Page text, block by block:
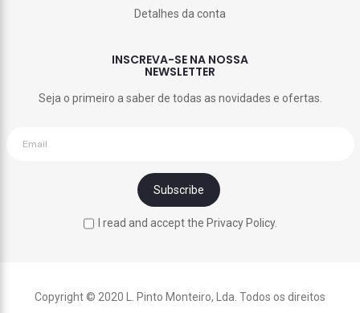
Detalhes da conta
INSCREVA-SE NA NOSSA
NEWSLETTER
Seja o primeiro a saber de todas as novidades e ofertas.
I read and accept the Privacy Policy.
Copyright © 2020 L. Pinto Monteiro, Lda. Todos os direitos